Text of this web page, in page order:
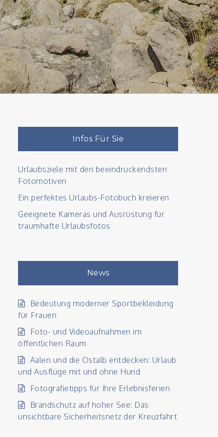
Infos Für Sie
Urlaubsziele mit den beeindruckendsten
Fotomotiven
Ein perfektes Urlaubs-Fotobuch kreieren
Geeignete Kameras und Ausrüstung für
traumhafte Urlaubsfotos
News
Bedeutung moderner Sportbekleidung
für Frauen
Foto- und Videoaufnahmen im
öffentlichen Raum
Aalen und die Ostalb entdecken: Urlaub
und Ausflüge mit und ohne Hund
Fotografietipps für Ihre Erlebnisferien
Brandschutz auf hoher See: Das
unsichtbare Sicherheitsnetz der Kreuzfahrt